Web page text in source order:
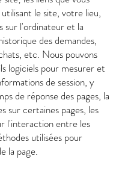
le site, votre lieu,
sur l'ordinateur et la
des demandes,
etc. Nous pouvons
logiciels pour mesurer et
de session, y
de réponse des pages, la
sur certaines pages, les
l'interaction entre les
utilisées pour
la page.